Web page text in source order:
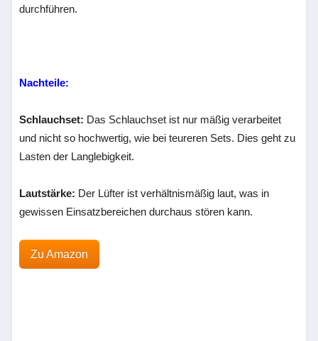
durchführen.
Nachteile:
Schlauchset: Das Schlauchset ist nur mäßig verarbeitet
und nicht so hochwertig, wie bei teureren Sets. Dies geht zu
Lasten der Langlebigkeit.
Lautstärke: Der Lüfter ist verhältnismäßig laut, was in
gewissen Einsatzbereichen durchaus stören kann.
Zu Amazon